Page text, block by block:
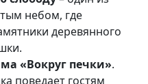
небом, где
деревянного
«Вокруг печки».
поведает гостям